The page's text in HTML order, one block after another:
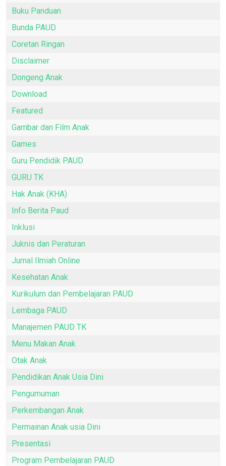
Buku Panduan
Bunda PAUD
Coretan Ringan
Disclaimer
Dongeng Anak
Download
Featured
Gambar dan Film Anak
Games
Guru Pendidik PAUD
GURU TK
Hak Anak (KHA)
Info Berita Paud
Inklusi
Juknis dan Peraturan
Jurnal Ilmiah Online
Kesehatan Anak
Kurikulum dan Pembelajaran PAUD
Lembaga PAUD
Manajemen PAUD TK
Menu Makan Anak
Otak Anak
Pendidikan Anak Usia Dini
Pengumuman
Perkembangan Anak
Permainan Anak usia Dini
Presentasi
Program Pembelajaran PAUD